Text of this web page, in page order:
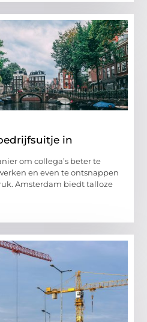
in
om collega’s beter te
en even te ontsnappen
Amsterdam biedt talloze